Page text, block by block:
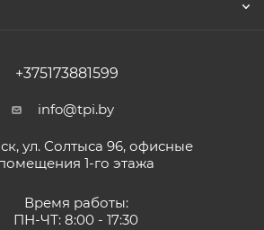
+375173881599
info@tpi.by
ул. Солтыса 96, офисные
1-го этажа
Время работы:
ПН-ЧТ: 8:00 - 17:30